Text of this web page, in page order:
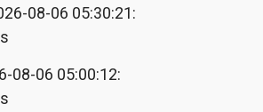
08-06 05:30:21:
08-06 05:00:12: